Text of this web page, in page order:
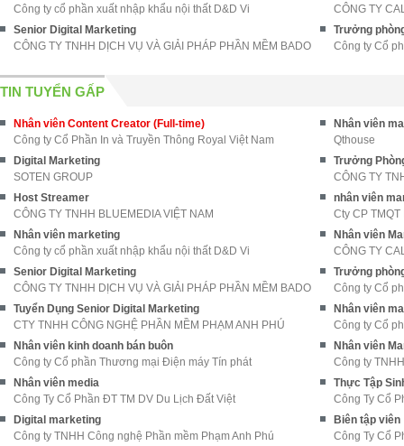
Công ty cổ phần xuất nhập khẩu nội thất D&D Vi
CÔNG TY
Senior Digital Marketing
CÔNG TY TNHH DỊCH VỤ VÀ GIẢI PHÁP PHẦN MỀM BADO
Trưởng
Công ty Cổ
TIN TUYỂN GẤP
Nhân viên Content Creator (Full-time)
Công ty Cổ Phần In và Truyền Thông Royal Việt Nam
Nhân viên
Qthouse
Digital Marketing
SOTEN GROUP
Trưởng
CÔNG TY
Host Streamer
CÔNG TY TNHH BLUEMEDIA VIỆT NAM
nhân viên
Cty CP
Nhân viên marketing
Công ty cổ phần xuất nhập khẩu nội thất D&D Vi
Nhân viên
CÔNG TY
Senior Digital Marketing
CÔNG TY TNHH DỊCH VỤ VÀ GIẢI PHÁP PHẦN MỀM BADO
Trưởng
Công ty Cổ
Tuyển Dụng Senior Digital Marketing
CTY TNHH CÔNG NGHỆ PHẦN MỀM PHẠM ANH PHÚ
Nhân viên
Công ty Cổ
Nhân viên kinh doanh bán buôn
Công ty Cổ phần Thương mại Điện máy Tín phát
Nhân viên
Công ty
Nhân viên media
Công Ty Cổ Phần ĐT TM DV Du Lịch Đất Việt
Thực Tập
Công Ty Cổ
Digital marketing
Công ty TNHH Công nghệ Phần mềm Phạm Anh Phú
Biên tập viên
Công Ty Cổ